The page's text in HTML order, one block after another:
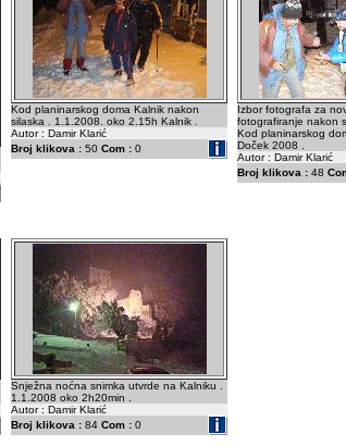
Kod planinarskog doma Kalnik nakon
silaska . 1.1.2008. oko 2.15h Kalnik .
Autor : Damir Klarić
Broj klikova : 50 Com : 0
Izbor fotografa za
fotografiranje nakon
Kod planinarskog
Doček 2008 .
Autor : Damir Klarić
Broj klikova : 48
Snježna noćna snimka utvrde na Kalniku .
1.1.2008 oko 2h20min .
Autor : Damir Klarić
Broj klikova : 84 Com : 0